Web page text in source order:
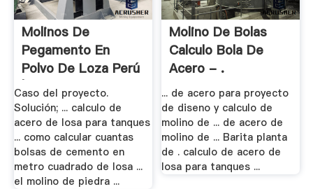
Molinos De
Pegamento En
Polvo De Loza Perú
| .
Caso del proyecto.
Solución; ... calculo de
acero de losa para tanques
... como calcular cuantas
bolsas de cemento en
metro cuadrado de losa ...
el molino de piedra ...
Molino De Bolas
Calculo Bola De
Acero - .
... de acero para proyecto
de diseno y calculo de
molino de ... de acero de
molino de ... Barita planta
de . calculo de acero de
losa para tanques ...